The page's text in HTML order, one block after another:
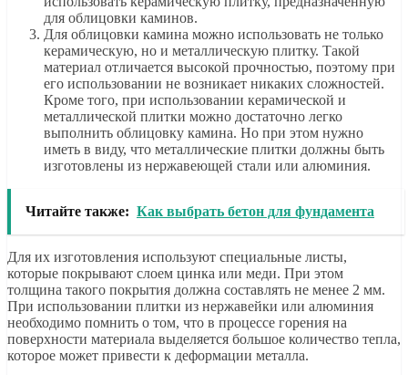
для облицовки каминов.
Для облицовки камина можно использовать не только
керамическую, но и металлическую плитку. Такой
материал отличается высокой прочностью, поэтому при
его использовании не возникает никаких сложностей.
Кроме того, при использовании керамической и
металлической плитки можно достаточно легко
выполнить облицовку камина. Но при этом нужно
иметь в виду, что металлические плитки должны быть
изготовлены из нержавеющей стали или алюминия.
Читайте также: Как выбрать бетон для фундамента
Для их изготовления используют специальные листы,
которые покрывают слоем цинка или меди. При этом
толщина такого покрытия должна составлять не менее 2 мм.
При использовании плитки из нержавейки или алюминия
необходимо помнить о том, что в процессе горения на
поверхности материала выделяется большое количество тепла,
которое может привести к деформации металла.